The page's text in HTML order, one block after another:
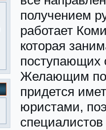
получением
работает
которая
поступающих
Желающим
придется
юристами,